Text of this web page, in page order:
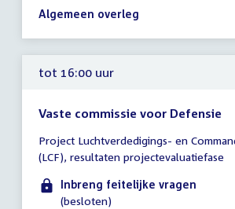
15:30
17:30
uur
Algemeen overleg
tot 16:00 uur
Vaste commissie voor Defensie
vergadering
tot
16:00
uur
Project Luchtverdedigings- en
(LCF), resultaten projectevaluatiefase
Inbreng feitelijke vragen
(besloten)